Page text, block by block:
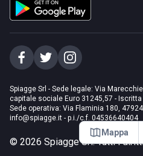
Mappa
Spiagge Srl - Sede legale: Via
capitale sociale Euro 31245,57 -
Sede operativa: Via Flaminia 180,
info@spiagge.it - p.i./c.f. 04536640404
© 2026 Spiagge Srl. Tutti i